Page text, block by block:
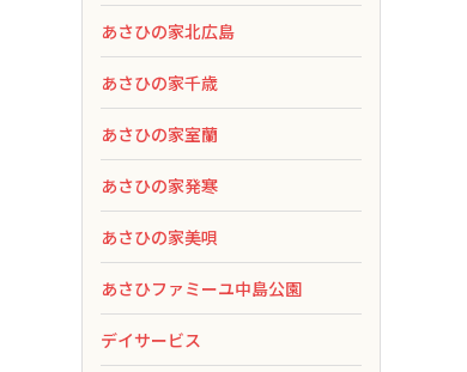
あさひの家北広島
あさひの家千歳
あさひの家室蘭
あさひの家発寒
あさひの家美唄
あさひファミーユ中島公園
デイサービス